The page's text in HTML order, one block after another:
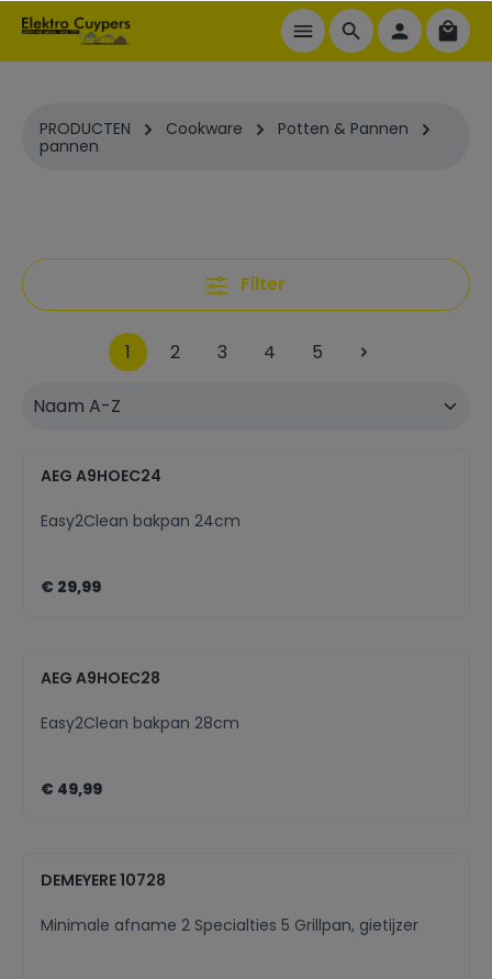
PRODUCTEN Cookware
Potten & Pannen
pannen
Filter
1 2 3 4 5
AEG A9HOEC24
Easy2Clean bakpan 24cm
€ 29,99
AEG A9HOEC28
Easy2Clean bakpan 28cm
€ 49,99
DEMEYERE 10728
Minimale afname 2 Specialties 5 Grillpan, gietijzer